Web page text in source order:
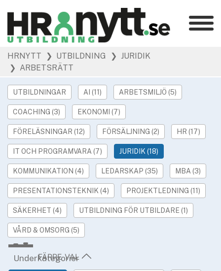
Kategorier
HR Barometer
HR-yrket
Ledarskap
Arbetsmiljö
Rekrytering
Hållbarhet »
Podcast
Event »
Våra övriga sajter
Utbildning
Rekryteringsguiden
HRNYTT ❯ UTBILDNING
❯ JURIDIK
❯ ARBETSRÄTT
UTBILDNINGAR AI (11) ARBETSMILJÖ (5)
COACHING (3) EKONOMI (7)
FÖRELÄSNINGAR (12) FÖRSÄLJNING (2) HR (17)
IT OCH PROGRAMVARA (7) JURIDIK (18)
KOMMUNIKATION (4) LEDARSKAP (35) MBA (3)
PRESENTATIONSTEKNIK (4) PROJEKTLEDNING (11)
SÄKERHET (4) UTBILDNING FÖR UTBILDARE (1)
VÅRD & OMSORG (5)
Underkategorier